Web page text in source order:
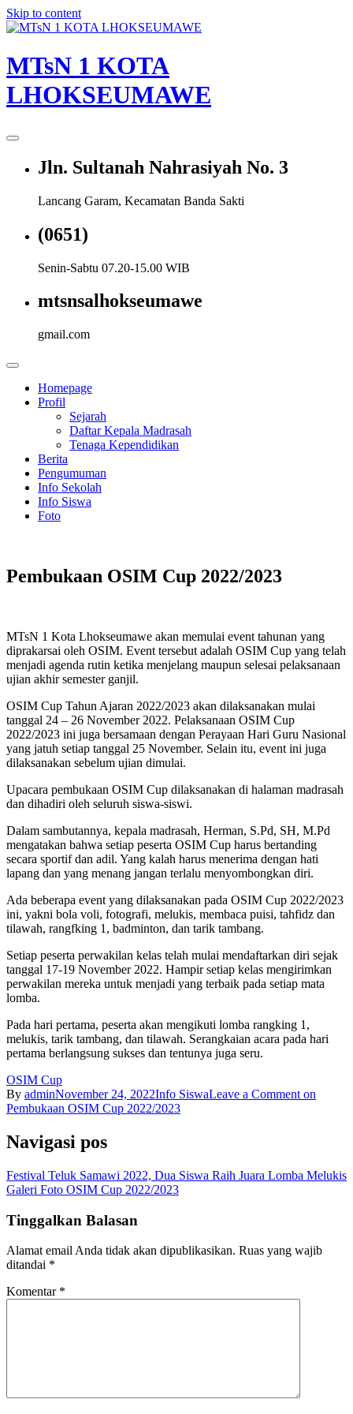
Skip to content
MTsN 1 KOTA
LHOKSEUMAWE
Jln. Sultanah Nahrasiyah No. 3
Lancang Garam, Kecamatan Banda Sakti
(0651)
Senin-Sabtu 07.20-15.00 WIB
mtsnsalhokseumawe
gmail.com
Homepage
Profil
Sejarah
Daftar Kepala Madrasah
Tenaga Kependidikan
Berita
Pengumuman
Info Sekolah
Info Siswa
Foto
Pembukaan OSIM Cup 2022/2023
MTsN 1 Kota Lhokseumawe akan memulai event tahunan yang
diprakarsai oleh OSIM. Event tersebut adalah OSIM Cup yang telah
menjadi agenda rutin ketika menjelang maupun selesai pelaksanaan
ujian akhir semester ganjil.
OSIM Cup Tahun Ajaran 2022/2023 akan dilaksanakan mulai
tanggal 24 – 26 November 2022. Pelaksanaan OSIM Cup
2022/2023 ini juga bersamaan dengan Perayaan Hari Guru Nasional
yang jatuh setiap tanggal 25 November. Selain itu, event ini juga
dilaksanakan sebelum ujian dimulai.
Upacara pembukaan OSIM Cup dilaksanakan di halaman madrasah
dan dihadiri oleh seluruh siswa-siswi.
Dalam sambutannya, kepala madrasah, Herman, S.Pd, SH, M.Pd
mengatakan bahwa setiap peserta OSIM Cup harus bertanding
secara sportif dan adil. Yang kalah harus menerima dengan hati
lapang dan yang menang jangan terlalu menyombongkan diri.
Ada beberapa event yang dilaksanakan pada OSIM Cup 2022/2023
ini, yakni bola voli, fotografi, melukis, membaca puisi, tahfidz dan
tilawah, rangfking 1, badminton, dan tarik tambang.
Setiap peserta perwakilan kelas telah mulai mendaftarkan diri sejak
tanggal 17-19 November 2022. Hampir setiap kelas mengirimkan
perwakilan mereka untuk menjadi yang terbaik pada setiap mata
lomba.
Pada hari pertama, peserta akan mengikuti lomba rangking 1,
melukis, tarik tambang, dan tilawah. Serangkaian acara pada hari
pertama berlangsung sukses dan tentunya juga seru.
OSIM Cup
By adminNovember 24, 2022Info SiswaLeave a Comment on
Pembukaan OSIM Cup 2022/2023
Navigasi pos
Festival Teluk Samawi 2022, Dua Siswa Raih Juara Lomba Melukis
Galeri Foto OSIM Cup 2022/2023
Tinggalkan Balasan
Alamat email Anda tidak akan dipublikasikan. Ruas yang wajib
ditandai *
Komentar *